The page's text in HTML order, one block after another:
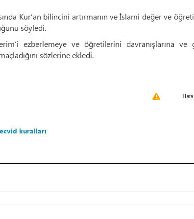
Kur’an bilincini artırmanın ve İslami değer ve
söyledi.
ezberlemeye ve öğretilerini davranışlarına ve
sözlerine ekledi.
kuralları